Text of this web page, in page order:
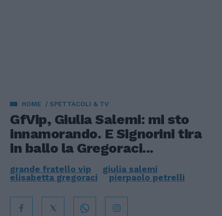
HOME SPETTACOLI & TV
GfVip, Giulia Salemi: mi sto
innamorando. E Signorini tira
in ballo la Gregoraci...
grande fratello vip
giulia salemi
elisabetta gregoraci
pierpaolo petrelli